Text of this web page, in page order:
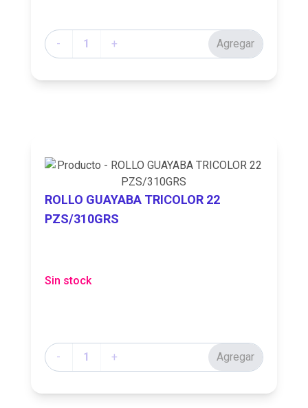
-
Cantidad + Agregar
ROLLO GUAYABA TRICOLOR 22
PZS/310GRS
Sin stock
-
Cantidad + Agregar